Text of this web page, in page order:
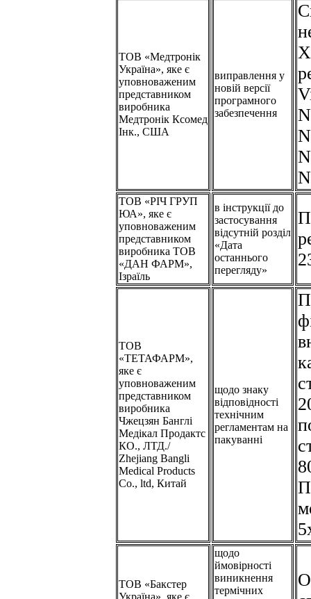
ТОВ «Медтронік
Україна», яке є
уповноваженим
представником
виробника
Медтронік Ксомед
Інк., США
виправлення у
новій версії
програмного
забезпечення
ТОВ «РІЧ ГРУП
ЮА», яке є
уповноваженим
представником
виробника ТОВ
«ДАН ФАРМ»,
Ізраїль
в інструкції до
застосування
відсутній розділ
«Дата
останнього
перегляду»
ТОВ
«ТЕТАФАРМ»,
яке є
уповноваженим
представником
виробника
Чжецзян Банглі
Медікал Продактс
КО., ЛТД./
Zhejiang Bangli
Medical Products
Co., ltd, Китай
щодо знаку
відповідності
технічним
регламентам на
пакуванні
ТОВ «Бакстер
щодо
ймовірності
виникнення
термічних